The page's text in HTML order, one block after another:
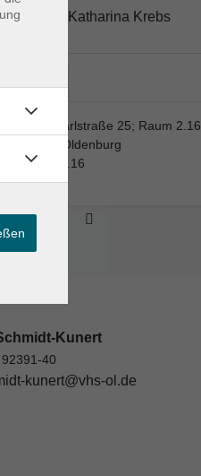
Katharina Krebs
VHS, Karlstraße 25; Raum 2.16
26123 Oldenburg
Raum 2.16
Kunert
40
kunert@vhs-ol.de